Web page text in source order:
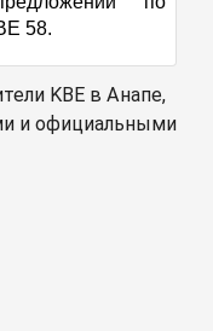
58.
KBE в Анапе,
и официальными
свою карту